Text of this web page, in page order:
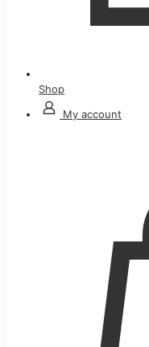
Shop
My account